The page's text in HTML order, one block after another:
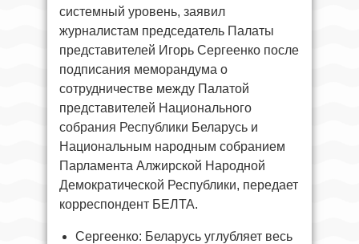
системный уровень, заявил
журналистам председатель Палаты
представителей Игорь Сергеенко после
подписания меморандума о
сотрудничестве между Палатой
представителей Национального
собрания Республики Беларусь и
Национальным народным собранием
Парламента Алжирской Народной
Демократической Республики, передает
корреспондент БЕЛТА.
Сергеенко: Беларусь углубляет весь